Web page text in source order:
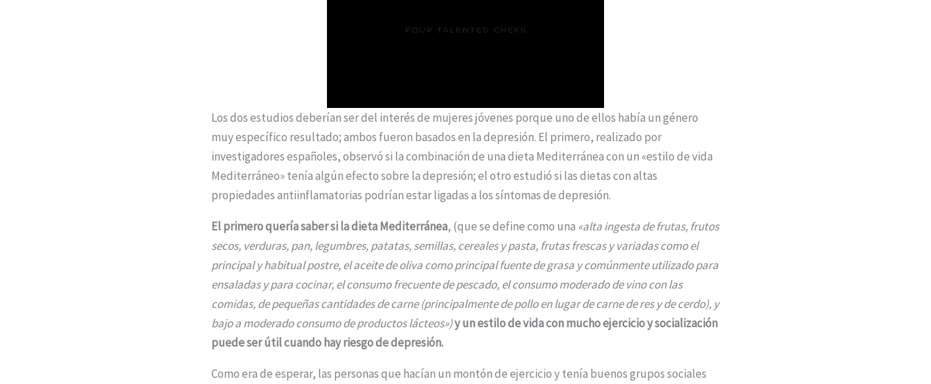
Los dos estudios deberían ser del interés de mujeres jóvenes porque uno de ellos había un género
muy específico resultado; ambos fueron basados en la depresión. El primero, realizado por
investigadores españoles, observó si la combinación de una dieta Mediterránea con un «estilo de vida
Mediterráneo» tenía algún efecto sobre la depresión; el otro estudió si las dietas con altas
propiedades antiinflamatorias podrían estar ligadas a los síntomas de depresión.
El primero quería saber si la dieta Mediterránea, (que se define como una «alta ingesta de frutas, frutos
secos, verduras, pan, legumbres, patatas, semillas, cereales y pasta, frutas frescas y variadas como el
principal y habitual postre, el aceite de oliva como principal fuente de grasa y comúnmente utilizado para
ensaladas y para cocinar, el consumo frecuente de pescado, el consumo moderado de vino con las
comidas, de pequeñas cantidades de carne (principalmente de pollo en lugar de carne de res y de cerdo), y
bajo a moderado consumo de productos lácteos»)y un estilo de vida con mucho ejercicio y socialización
puede ser útil cuando hay riesgo de depresión.
Como era de esperar, las personas que hacían un montón de ejercicio y tenía buenos grupos sociales